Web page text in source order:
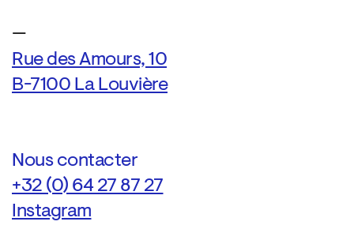
—
Rue des Amours, 10
B-7100 La Louvière
Nous contacter
+32 (0) 64 27 87 27
Instagram